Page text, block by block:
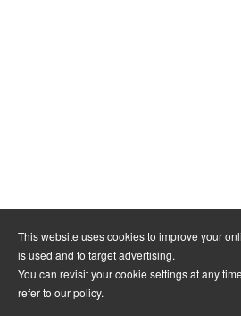
This website uses cookies to improve your
is used and to target advertising.
You can revisit your cookie settings at any
refer to our policy.